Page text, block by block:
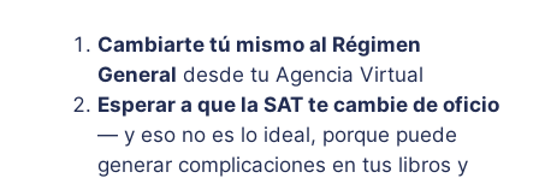
Cambiarte tú mismo al Régimen
General desde tu Agencia Virtual
Esperar a que la SAT te cambie de oficio
— y eso no es lo ideal, porque puede
generar complicaciones en tus libros y